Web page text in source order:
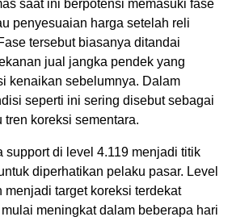
saat ini berpotensi memasuki fase
penyesuaian harga setelah reli
tersebut biasanya ditandai
jual jangka pendek yang
kenaikan sebelumnya. Dalam
seperti ini sering disebut sebagai
tren koreksi sementara.
support di level 4.119 menjadi titik
diperhatikan pelaku pasar. Level
menjadi target koreksi terdekat
meningkat dalam beberapa hari